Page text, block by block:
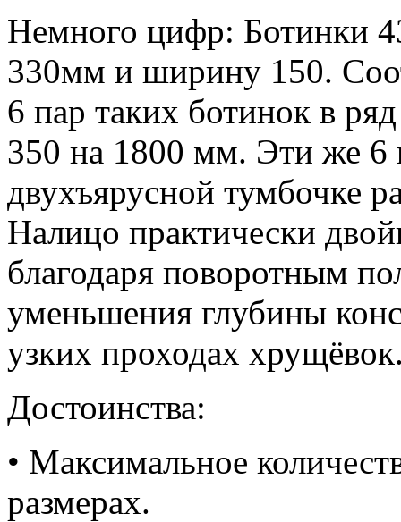
Немного цифр: Ботинки
330мм и ширину 150.
6 пар таких ботинок в
350 на 1800 мм. Эти же 6
двухъярусной тумбочке
Налицо практически
благодаря поворотным
уменьшения глубины
узких проходах
Достоинства:
• Максимальное
размерах.